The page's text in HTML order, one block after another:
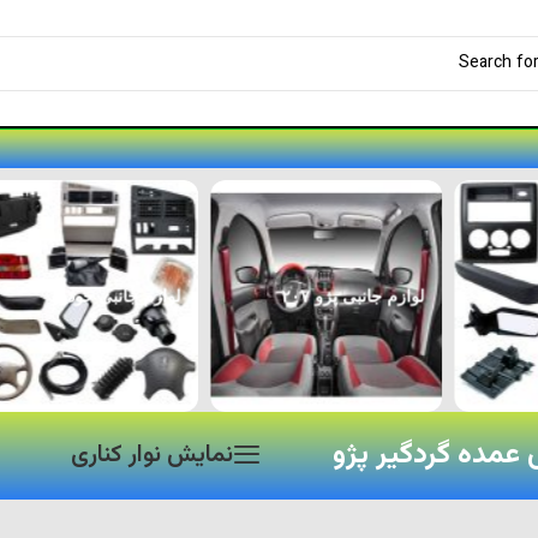
لوازم جانبی پژو ۲۰۷ لوازم جانبی خودرو
گردگیر پژو نمایش نوار کناری